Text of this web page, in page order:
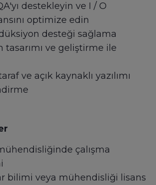
destekleyin ve I / O
optimize edin
desteği sağlama
tasarımı ve geliştirme ile
ve açık kaynaklı yazılımı
çalışma
bilimi veya mühendisliği lisans